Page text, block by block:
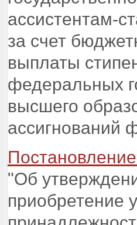
ассистентам-
за счет
выплаты
федеральных
высшего
ассигнований
"Об
приобретение